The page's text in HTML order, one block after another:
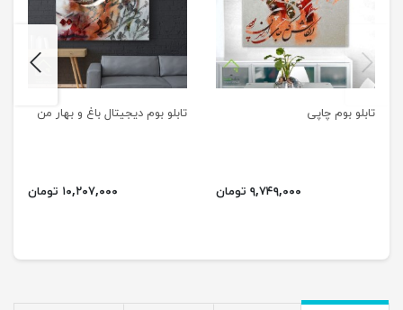
تابلو بوم چاپی
۹,۷۴۹,۰۰۰ تومان
تابلو بوم دیجیتال باغ و بهار من
۱۰,۲۰۷,۰۰۰ تومان
previus